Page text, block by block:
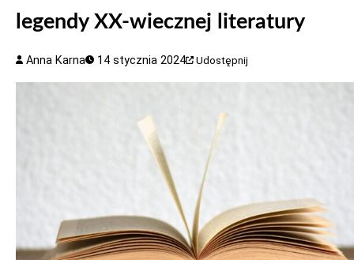
legendy XX-wiecznej literatury
Anna Karna 14 stycznia 2024 Udostępnij